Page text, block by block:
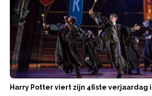
Harry Potter viert zijn 46ste verjaardag